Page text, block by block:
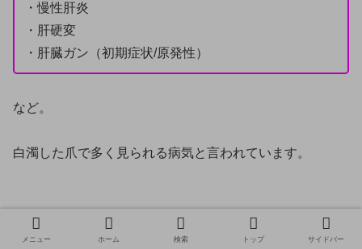
・慢性肝炎
・肝硬変
・肝臓ガン（初期症状/原発性）
など。
白濁した爪で多く見られる病気と言われています。
爪床の色が悪く、白っぽく見える爪
こちらも
メニュー ホーム 検索 トップ サイドバー